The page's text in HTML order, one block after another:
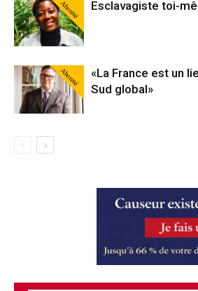
Abonné Esclavagiste toi-
Abonné
«La France est un
Sud global»